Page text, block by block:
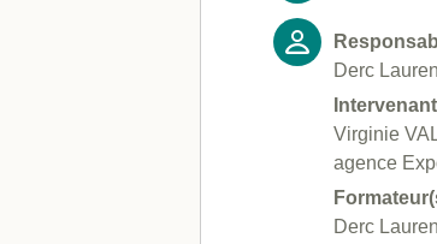
Derc
Virginie
agence
Derc